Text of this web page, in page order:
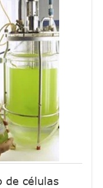
de células